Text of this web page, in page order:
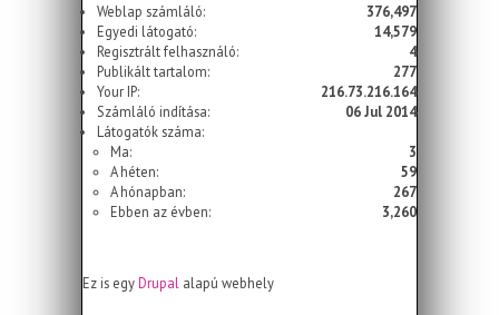
Weblap számláló:
376,497
Egyedi látogató:
14,579
Regisztrált felhasználó:
4
Publikált tartalom:
277
Your IP:
216.73.216.164
Számláló indítása:
06 Jul 2014
Látogatók száma:
Ma:
3
A héten:
59
A hónapban:
267
Ebben az évben:
3,260
Ez is egyDrupal alapú webhely